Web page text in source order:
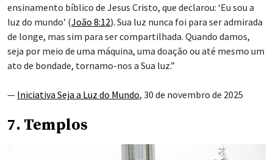
ensinamento bíblico de Jesus Cristo, que declarou: ‘Eu sou a
luz do mundo’ (João 8:12). Sua luz nunca foi para ser admirada
de longe, mas sim para ser compartilhada. Quando damos,
seja por meio de uma máquina, uma doação ou até mesmo um
ato de bondade, tornamo-nos a Sua luz.”
— Iniciativa Seja a Luz do Mundo, 30 de novembro de 2025
7. Templos